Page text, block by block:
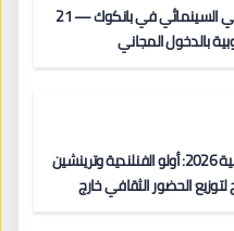
مهرجان الاتحاد الأوروبي السينمائي في بانكوك — 21
عاصمتا الثقافة الأوروبية 2026: أولو الفنلندية وترينشين
الحضور الثقافي خارج